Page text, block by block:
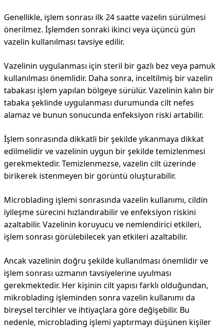
Genellikle, işlem sonrası ilk 24 saatte vazelin sürülmesi
önerilmez. İşlemden sonraki ikinci veya üçüncü gün
vazelin kullanılması tavsiye edilir.
Vazelinin uygulanması için steril bir gazlı bez veya pamuk
kullanılması önemlidir. Daha sonra, inceltilmiş bir vazelin
tabakası işlem yapılan bölgeye sürülür. Vazelinin kalın bir
tabaka şeklinde uygulanması durumunda cilt nefes
alamaz ve bunun sonucunda enfeksiyon riski artabilir.
İşlem sonrasında dikkatli bir şekilde yıkanmaya dikkat
edilmelidir ve vazelinin uygun bir şekilde temizlenmesi
gerekmektedir. Temizlenmezse, vazelin cilt üzerinde
birikerek istenmeyen bir görüntü oluşturabilir.
Microblading işlemi sonrasında vazelin kullanımı, cildin
iyileşme sürecini hızlandırabilir ve enfeksiyon riskini
azaltabilir. Vazelinin koruyucu ve nemlendirici etkileri,
işlem sonrası görülebilecek yan etkileri azaltabilir.
Ancak vazelinin doğru şekilde kullanılması önemlidir ve
işlem sonrası uzmanın tavsiyelerine uyulması
gerekmektedir. Her kişinin cilt yapısı farklı olduğundan,
mikroblading işleminden sonra vazelin kullanımı da
bireysel tercihler ve ihtiyaçlara göre değişebilir. Bu
nedenle, microblading işlemi yaptırmayı düşünen kişiler